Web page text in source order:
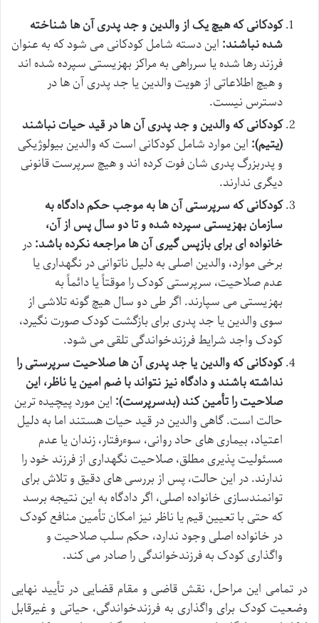
کودکانی که هیچ یک از والدین و جد پدری آن ها شناخته
شده نباشند: این دسته شامل کودکانی می شود که به عنوان
فرزند رها شده یا سرراهی به مراکز بهزیستی سپرده شده اند
و هیچ اطلاعاتی از هویت والدین یا جد پدری آن ها در
دسترس نیست.
کودکانی که والدین و جد پدری آن ها در قید حیات نباشند
(یتیم): این موارد شامل کودکانی است که والدین بیولوژیکی
و پدربزرگ پدری شان فوت کرده اند و هیچ سرپرست قانونی
دیگری ندارند.
کودکانی که سرپرستی آن ها به موجب حکم دادگاه به
سازمان بهزیستی سپرده شده و تا دو سال پس از آن،
خانواده ای برای بازپس گیری آن ها مراجعه نکرده باشد:در
برخی موارد، والدین اصلی به دلیل ناتوانی در نگهداری یا
عدم صلاحیت، سرپرستی کودک را موقتاً یا دائماً به
بهزیستی می سپارند. اگر طی دو سال هیچ گونه تلاشی از
سوی والدین یا جد پدری برای بازگشت کودک صورت نگیرد،
کودک واجد شرایط فرزندخواندگی تلقی می شود.
کودکانی که والدین یا جد پدری آن ها صلاحیت سرپرستی را
نداشته باشند و دادگاه نیز نتواند با ضم امین یا ناظر، این
صلاحیت را تأمین کند (بدسرپرست): این مورد پیچیده ترین
حالت است. گاهی والدین در قید حیات هستند اما به دلیل
اعتیاد، بیماری های حاد روانی، سوءرفتار، زندان یا عدم
مسئولیت پذیری مطلق، صلاحیت نگهداری از فرزند خود را
ندارند. در این حالت، پس از بررسی های دقیق و تلاش برای
توانمندسازی خانواده اصلی، اگر دادگاه به این نتیجه برسد
که حتی با تعیین قیم یا ناظر نیز امکان تأمین منافع کودک
در خانواده اصلی وجود ندارد، حکم سلب صلاحیت و
واگذاری کودک به فرزندخواندگی را صادر می کند.
در تمامی این مراحل، نقش قاضی و مقام قضایی در تأیید نهایی
وضعیت کودک برای واگذاری به فرزندخواندگی، حیاتی و غیرقابل